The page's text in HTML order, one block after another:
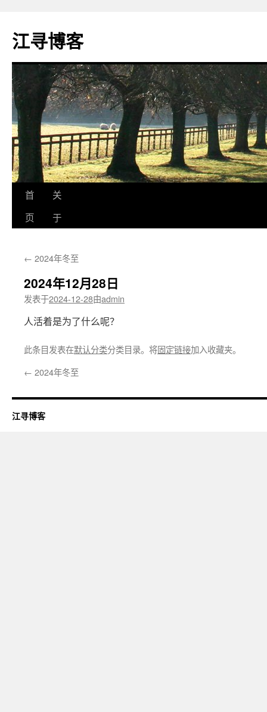
江寻博客
跳
文
首
页
关
于
← 2024年冬至
2024年12月28日
发表于2024-12-28由admin
人活着是为了什么呢？
此条目发表在默认分类分类目录。将固定链接加入收藏夹。
← 2024年冬至
江寻博客